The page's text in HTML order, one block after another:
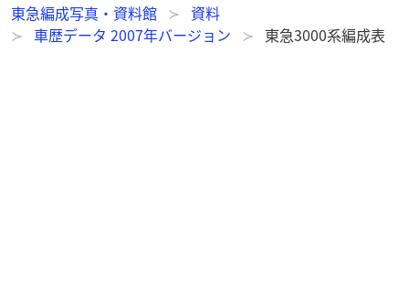
東急編成写真・資料館
資料
車歴データ 2007年バージョン
東急3000系編成表